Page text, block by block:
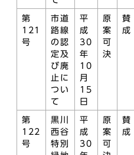
第
121
号
市道
路線
の認
定及
び廃
止に
つい
て
平
成
30
年
10
月
15
日
原
案
可
決
賛
成
第
122
号
黒川
西谷
特別
平
成
30
原
案
可
賛
成